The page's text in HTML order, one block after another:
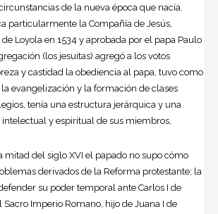
de la nueva época que nacía.
particularmente la Compañía de Jesús,
Loyola en 1534 y aprobada por el papa Paulo
(los jesuitas) agregó a los votos
y castidad la obediencia al papa, tuvo como
evangelización y la formación de clases
tenía una estructura jerárquica y una
y espiritual de sus miembros,
mitad del siglo XVI el papado no supo cómo
derivados de la Reforma protestante; la
su poder temporal ante Carlos I de
Sacro Imperio Romano, hijo de Juana I de